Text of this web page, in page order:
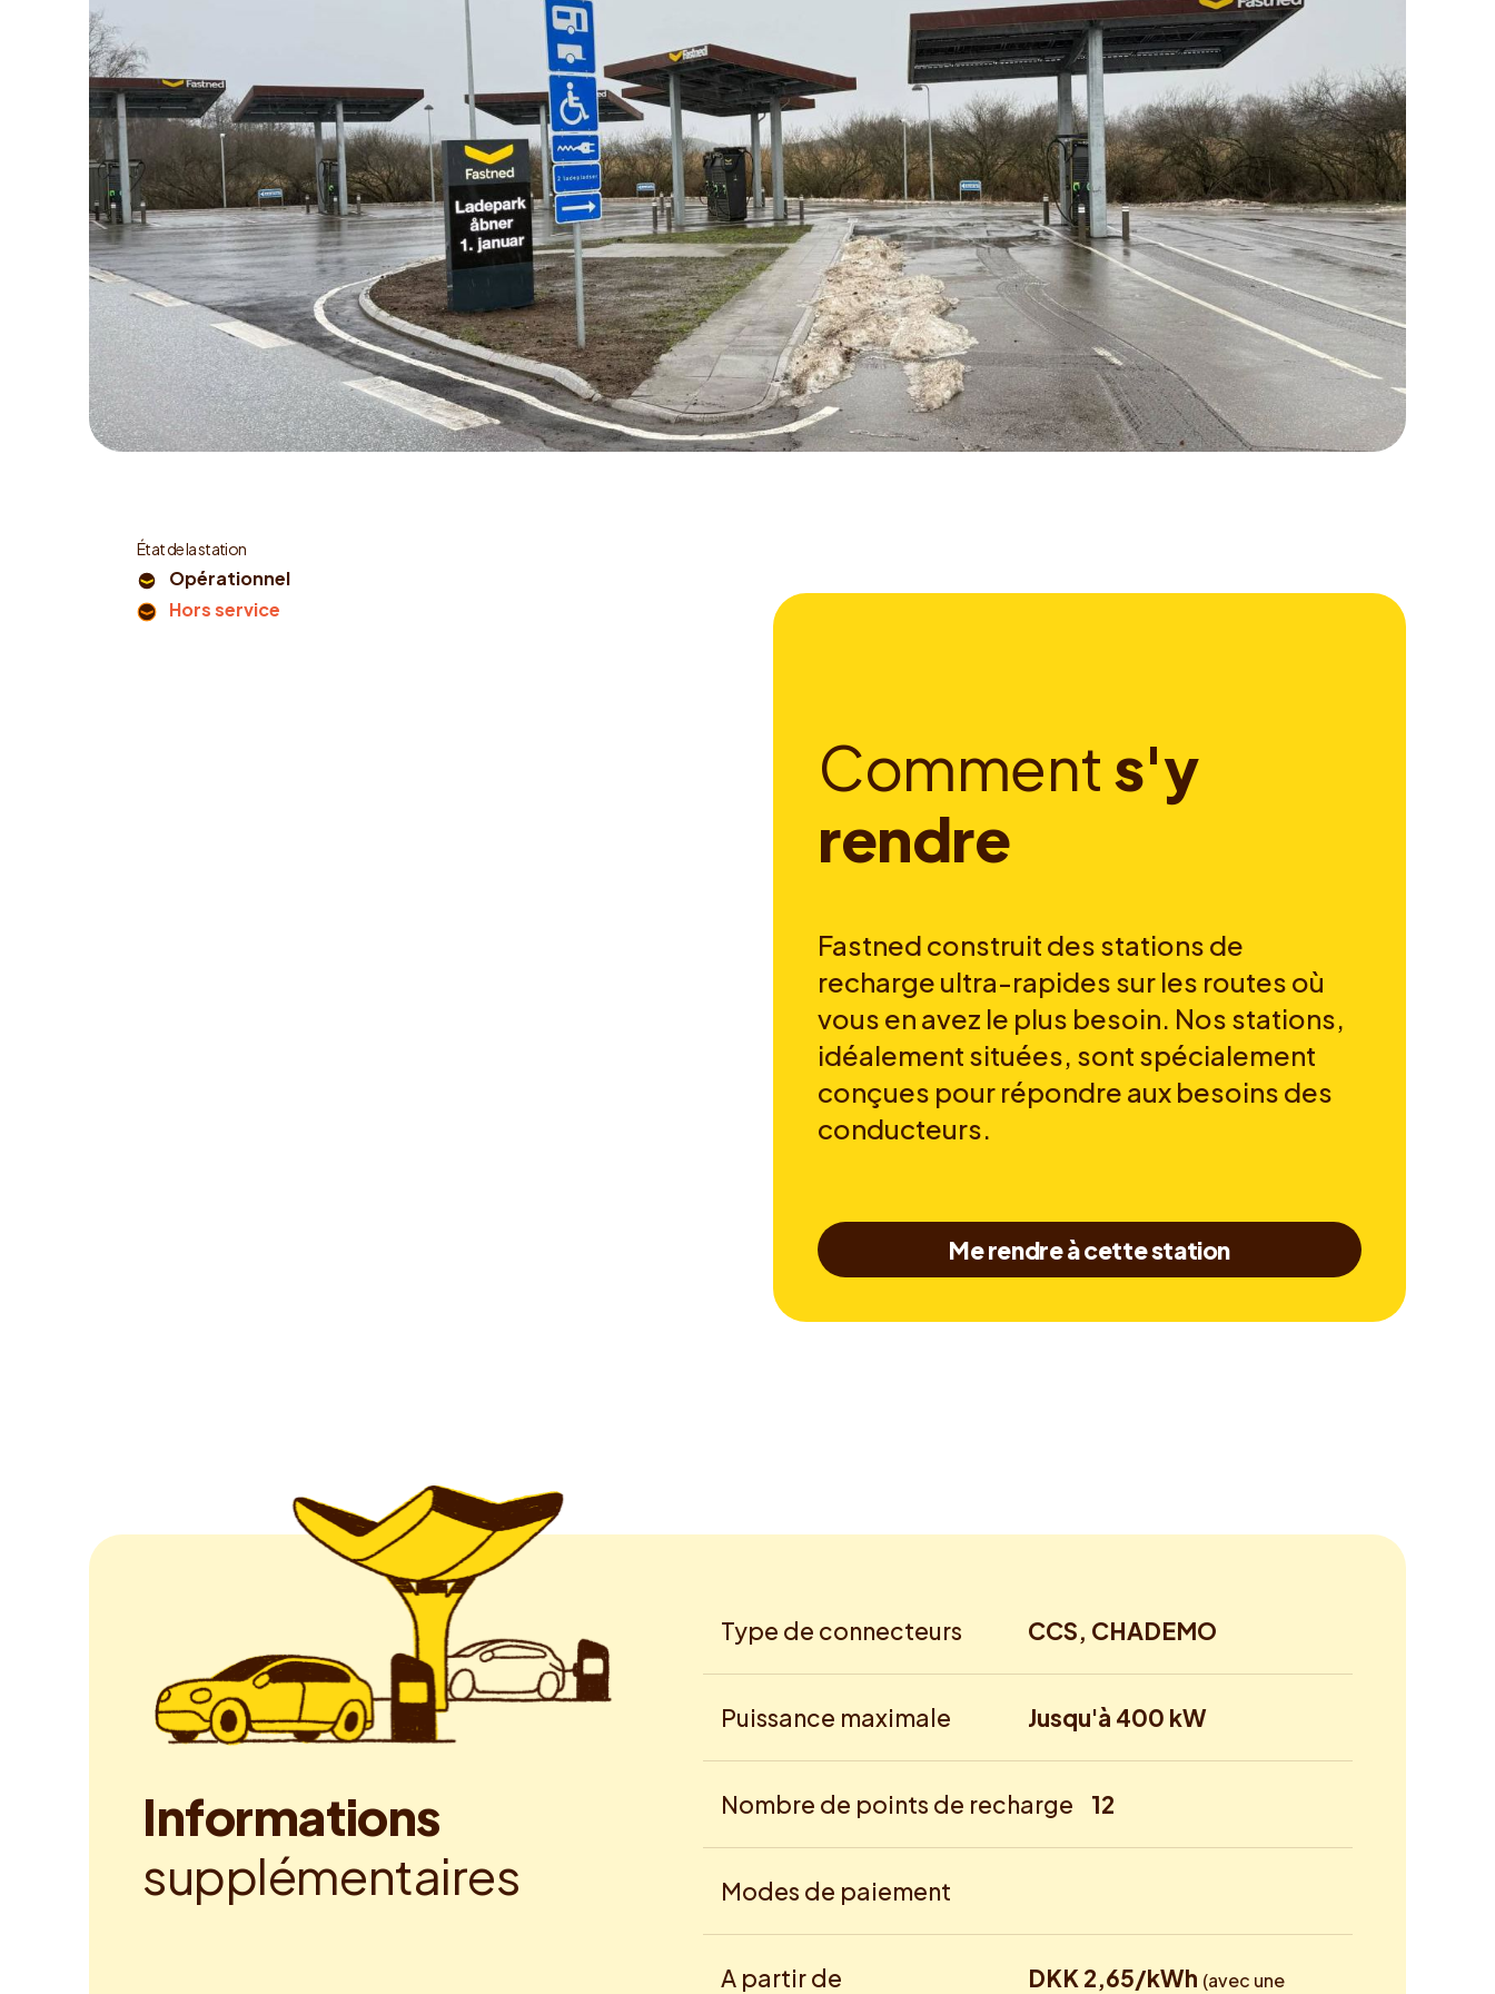
État de la station
Opérationnel
Hors service
Comments'y
rendre
Fastned construit des stations de
recharge ultra-rapides sur les routes où
vous en avez le plus besoin. Nos stations,
idéalement situées, sont spécialement
conçues pour répondre aux besoins des
conducteurs.
Me rendre à cette station
Informations
supplémentaires
Type de connecteurs CCS, CHADEMO
Puissance maximale Jusqu'à 400 kW
Nombre de points de recharge 12
Modes de paiement
A partir de DKK 2,65/kWh (avec une